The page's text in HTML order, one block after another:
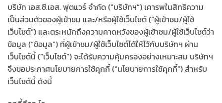
บริษัท เอส.ซี.เอส. ฟุตแวร์ จำกัด(“บริษัทฯ”) เคารพในสิทธิความ
เป็นส่วนตัวของผู้เข้าชม และ/หรือผู้ใช้เว็บไซต์ (“ผู้เข้าชม/ผู้ใช้
เว็บไซต์”) และตระหนักถึงความคาดหวังของผู้เข้าชม/ผู้ใช้เว็บไซต์ว่า
ข้อมูล (“ข้อมูล”) ที่ผู้เข้าชม/ผู้ใช้เว็บไซต์ได้ให้ไว้กับบริษัทฯ ผ่าน
เว็บไซต์นี้ (“เว็บไซต์”) จะได้รับความคุ้มครองอย่างเหมาะสม บริษัทฯ
จึงขอประกาศนโยบายการใช้คุกกี้ (“นโยบายการใช้คุกกี้”) สำหรับ
เว็บไซต์นี้ ดังนี้